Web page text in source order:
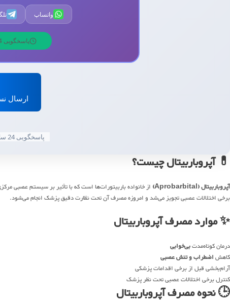
واتساپ
پاسخگویی 24 ساعته | 7 روز هفته
ارسال
پاسخگویی 24 ساعته | 7 روز هفته
💊 آپروباربیتال چیست؟
آپروباربیتال (Aprobarbital)
از خانواده باربیتورات‌ها است که با تأثیر بر سیستم عصبی
برخی اختلالات عصبی تجویز می‌شد و امروزه مصرف آن تحت نظارت دقیق پزشک انجام می‌شود.
✨ موارد مصرف آپروباربیتال
درمان کوتاه‌مدتبی‌خوابی
کاهشاضطراب و تنش عصبی
آرام‌بخشی قبل از برخی اقدامات پزشکی
کنترل برخی اختلالات عصبی تحت نظر پزشک
🕒 نحوه مصرف آپروباربیتال